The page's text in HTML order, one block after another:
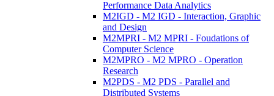
Performance Data Analytics
M2IGD - M2 IGD - Interaction, Graphic
and Design
M2MPRI - M2 MPRI - Foudations of
Computer Science
M2MPRO - M2 MPRO - Operation
Research
M2PDS - M2 PDS - Parallel and
Distributed Systems